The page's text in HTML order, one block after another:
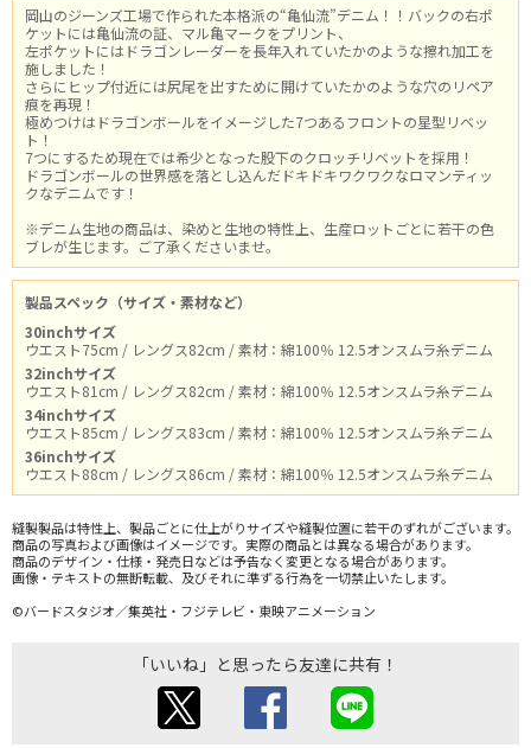
岡山のジーンズ工場で作られた本格派の“亀仙流”デニム！！バックの右ポ
ケットには亀仙流の証、マル亀マークをプリント、
左ポケットにはドラゴンレーダーを長年入れていたかのような擦れ加工を
施しました！
さらにヒップ付近には尻尾を出すために開けていたかのような穴のリペア
痕を再現！
極めつけはドラゴンボールをイメージした7つあるフロントの星型リベッ
ト！
7つにするため現在では希少となった股下のクロッチリベットを採用！
ドラゴンボールの世界感を落とし込んだドキドキワクワクなロマンティッ
クなデニムです！
※デニム生地の商品は、染めと生地の特性上、生産ロットごとに若干の色
ブレが生じます。ご了承くださいませ。
製品スペック（サイズ・素材など）
30inchサイズ
ウエスト75cm / レングス82cm / 素材：綿100％ 12.5オンスムラ糸デニム
32inchサイズ
ウエスト81cm / レングス82cm / 素材：綿100％ 12.5オンスムラ糸デニム
34inchサイズ
ウエスト85cm / レングス83cm / 素材：綿100％ 12.5オンスムラ糸デニム
36inchサイズ
ウエスト88cm / レングス86cm / 素材：綿100％ 12.5オンスムラ糸デニム
縫製製品は特性上、製品ごとに仕上がりサイズや縫製位置に若干のずれがございます。
商品の写真および画像はイメージです。実際の商品とは異なる場合があります。
商品のデザイン・仕様・発売日などは予告なく変更となる場合があります。
画像・テキストの無断転載、及びそれに準ずる行為を一切禁止いたします。
©バードスタジオ／集英社・フジテレビ・東映アニメーション
「いいね」と思ったら友達に共有！